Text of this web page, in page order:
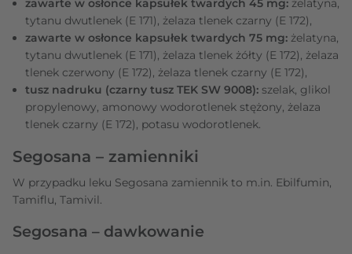
zawarte w osłonce kapsułek twardych 45 mg: żelatyna,
tytanu dwutlenek (E 171), żelaza tlenek czarny (E 172),
zawarte w osłonce kapsułek twardych 75 mg: żelatyna,
tytanu dwutlenek (E 171), żelaza tlenek żółty (E 172), żelaza
tlenek czerwony (E 172), żelaza tlenek czarny (E 172),
tusz nadruku (czarny tusz TEK SW 9008): szelak, glikol
propylenowy, amonowy wodorotlenek stężony, żelaza
tlenek czarny (E 172), potasu wodorotlenek.
Segosana – zamienniki
W przypadku leku Segosana zamiennik to m.in. Ebilfumin,
Tamiflu, Tamivil.
Segosana – dawkowanie